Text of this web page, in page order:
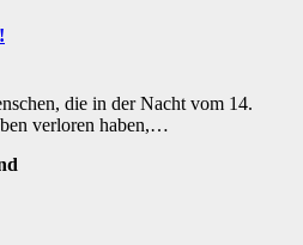
die in der Nacht vom 14.
verloren haben,…